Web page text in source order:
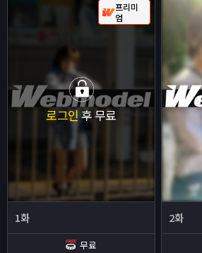
로그인 후 무료
프리미
엄
1화
무료
2화